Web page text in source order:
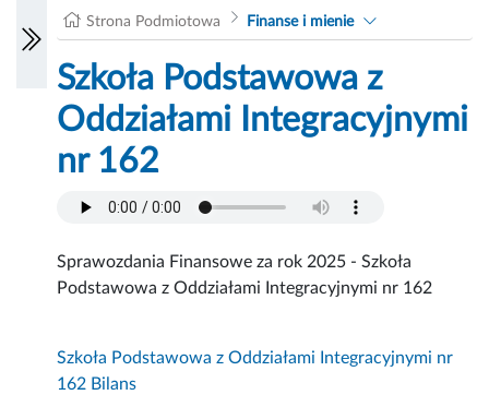
Strona Podmiotowa Finanse i mienie
Szkoła Podstawowa z
Oddziałami Integracyjnymi
nr 162
Sprawozdania Finansowe za rok 2025 - Szkoła
Podstawowa z Oddziałami Integracyjnymi nr 162
Szkoła Podstawowa z Oddziałami Integracyjnymi nr
162 Bilans